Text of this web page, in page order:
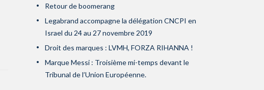
Retour de boomerang
Legabrand accompagne la délégation CNCPI en
Israel du 24 au 27 novembre 2019
Droit des marques : LVMH, FORZA RIHANNA !
Marque Messi : Troisième mi-temps devant le
Tribunal de l’Union Européenne.